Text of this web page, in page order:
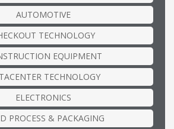
AUTOMOTIVE
TECHNOLOGY
EQUIPMENT
TECHNOLOGY
ELECTRONICS
PROCESS & PACKAGING